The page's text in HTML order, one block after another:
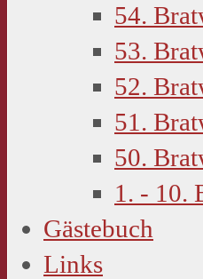
54.
53.
52.
51.
50.
1. - 10.
Gästebuch
Links